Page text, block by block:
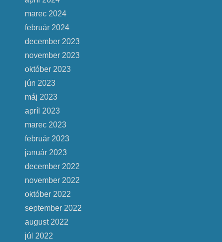
marec 2024
február 2024
december 2023
november 2023
október 2023
jún 2023
máj 2023
apríl 2023
marec 2023
február 2023
január 2023
december 2022
november 2022
október 2022
september 2022
august 2022
júl 2022